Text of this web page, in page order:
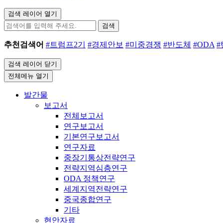
검색 레이어 열기
검색
추천검색어 #트럼프2기 #경제안보 #미중경쟁 #반도체 #ODA #
검색 레이어 닫기
전체메뉴 열기
발간물
보고서
전체보고서
연구보고서
기본연구보고서
연구자료
중장기통상전략연구
전략지역심층연구
ODA 정책연구
세계지역전략연구
중국종합연구
기타
현안자료